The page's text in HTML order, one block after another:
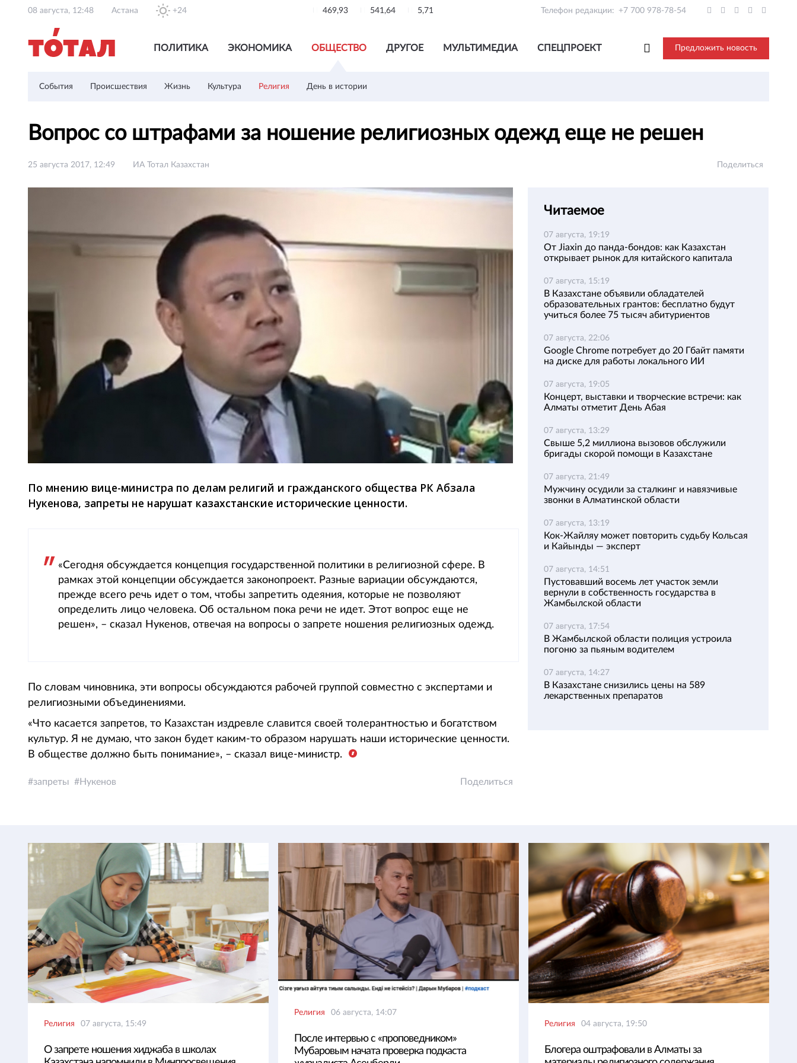
08 августа, 12:48 Астана +24 469,93 541,64 5,71 Телефон редакции: +7 700 978-78-54
ПОЛИТИКА ЭКОНОМИКА ОБЩЕСТВО ДРУГОЕ МУЛЬТИМЕДИА СПЕЦПРОЕКТ Предложить новость
События Происшествия Жизнь Культура Религия День в истории
Вопрос со штрафами за ношение религиозных одежд еще не решен
25 августа 2017, 12:49 ИА Тотал Казахстан Поделиться
По мнению вице-министра по делам религий и гражданского общества РК Абзала
Нукенова, запреты не нарушат казахстанские исторические ценности.
«Сегодня обсуждается концепция государственной политики в религиозной сфере. В
рамках этой концепции обсуждается законопроект. Разные вариации обсуждаются,
прежде всего речь идет о том, чтобы запретить одеяния, которые не позволяют
определить лицо человека. Об остальном пока речи не идет. Этот вопрос еще не
решен», – сказал Нукенов, отвечая на вопросы о запрете ношения религиозных одежд.
По словам чиновника, эти вопросы обсуждаются рабочей группой совместно с экспертами и
религиозными объединениями.
«Что касается запретов, то Казахстан издревле славится своей толерантностью и богатством
культур. Я не думаю, что закон будет каким-то образом нарушать наши исторические ценности.
В обществе должно быть понимание», – сказал вице-министр.
запреты Нукенов Поделиться
Читаемое
07 августа, 19:19
От Jiaxin до панда-бондов: как Казахстан
открывает рынок для китайского капитала
07 августа, 15:19
В Казахстане объявили обладателей
образовательных грантов: бесплатно будут
учиться более 75 тысяч абитуриентов
07 августа, 22:06
Google Chrome потребует до 20 Гбайт памяти
на диске для работы локального ИИ
07 августа, 19:05
Концерт, выставки и творческие встречи: как
Алматы отметит День Абая
07 августа, 13:29
Свыше 5,2 миллиона вызовов обслужили
бригады скорой помощи в Казахстане
07 августа, 21:49
Мужчину осудили за сталкинг и навязчивые
звонки в Алматинской области
07 августа, 13:19
Кок-Жайляу может повторить судьбу Кольсая
и Кайынды — эксперт
07 августа, 14:51
Пустовавший восемь лет участок земли
вернули в собственность государства в
Жамбылской области
07 августа, 17:54
В Жамбылской области полиция устроила
погоню за пьяным водителем
07 августа, 14:27
В Казахстане снизились цены на 589
лекарственных препаратов
Религия 07 августа, 15:49
О запрете ношения хиджаба в школах
Религия 06 августа, 14:07
После интервью с «проповедником»
Мубаровым начата проверка подкаста
Религия 04 августа, 19:50
Блогера оштрафовали в Алматы за